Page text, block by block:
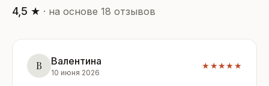
4,5 ★ · на основе 18 отзывов
В Валентина
10 июня 2026
★★★★★